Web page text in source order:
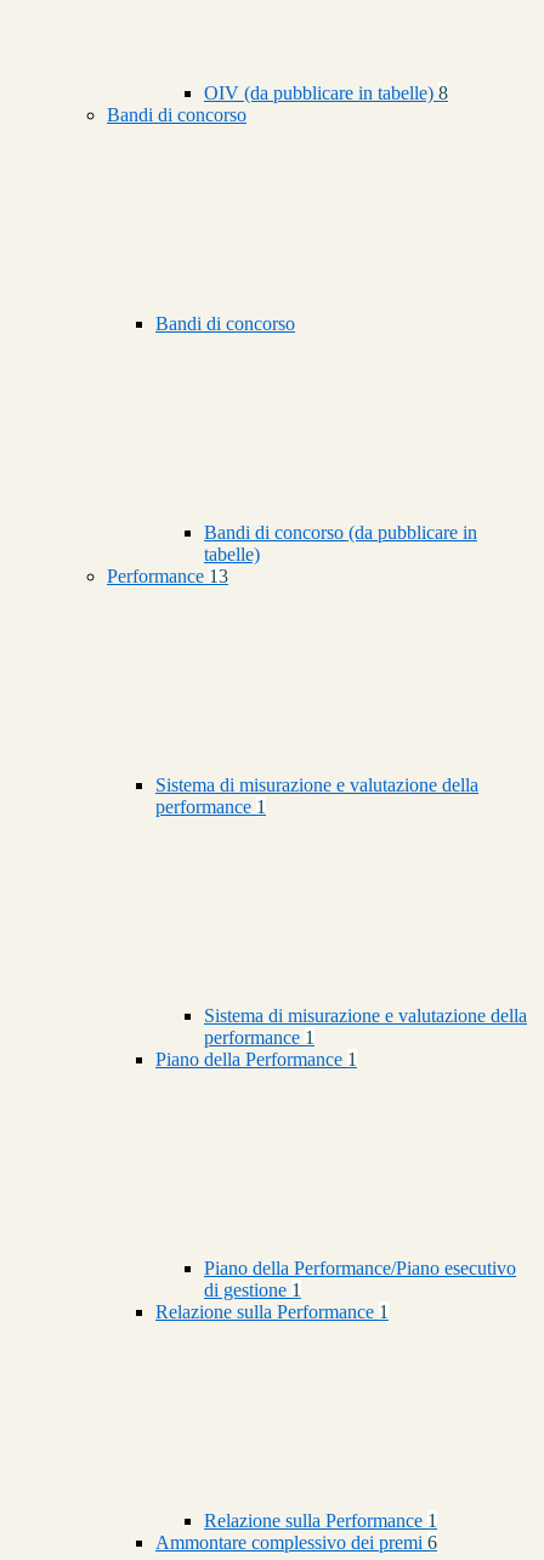
OIV (da pubblicare in tabelle) 8
Bandi di concorso
Bandi di concorso
Bandi di concorso (da pubblicare in
tabelle)
Performance 13
Sistema di misurazione e valutazione della
performance 1
Sistema di misurazione e valutazione della
performance 1
Piano della Performance 1
Piano della Performance/Piano esecutivo
di gestione 1
Relazione sulla Performance 1
Relazione sulla Performance 1
Ammontare complessivo dei premi 6